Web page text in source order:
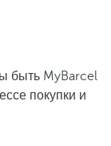
быть MyBarcel
покупки и